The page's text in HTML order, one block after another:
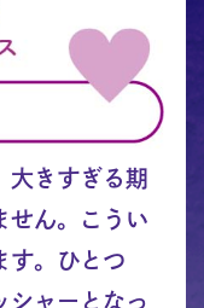
大きすぎる期
せん。こうい
す。ひとつ
シャーとなっ